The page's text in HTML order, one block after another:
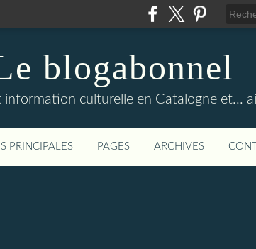
blogabonnel
information culturelle en Catalogne et...
PRINCIPALES PAGES ARCHIVES